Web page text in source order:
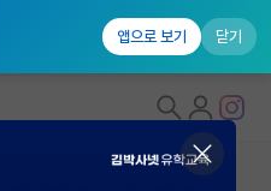
앱으로 보기 닫기